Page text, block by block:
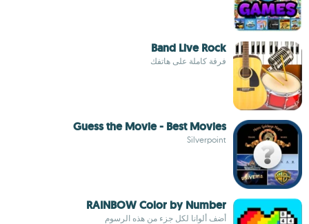
Band Live Rock
فرقة كاملة على هاتفك
Guess the Movie - Best Movies
Silverpoint
RAINBOW Color by Number
أضف ألوانا لكل جزء من هذه الرسوم